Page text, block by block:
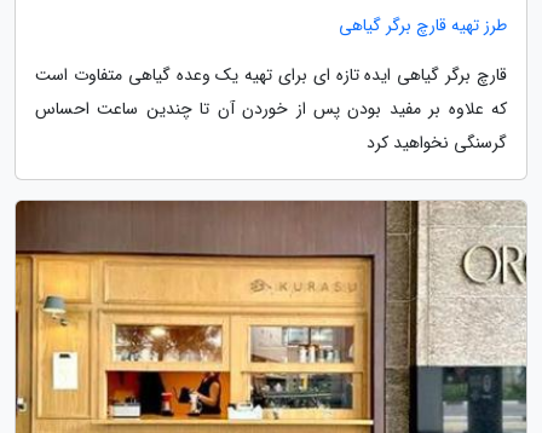
طرز تهیه قارچ برگر گیاهی
قارچ برگر گیاهی ایده تازه ای برای تهیه یک وعده گیاهی متفاوت است
که علاوه بر مفید بودن پس از خوردن آن تا چندین ساعت احساس
گرسنگی نخواهید کرد